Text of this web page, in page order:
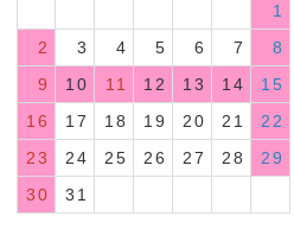
1
2
3 4 5 6 7
8
9
10 11 12 13 14
15
16
17 18 19 20 21
22
23
24 25 26 27 28
29
30
31